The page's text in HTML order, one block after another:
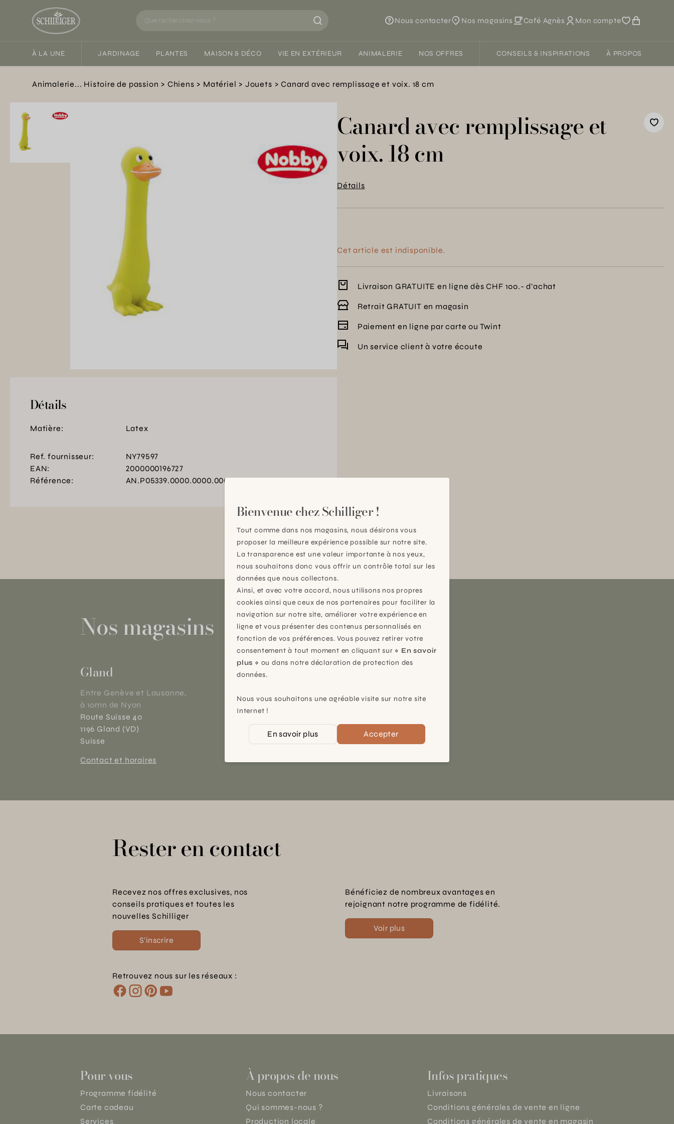
Nous contacter Nos magasins Café Agnès Mon compte
À LA UNE JARDINAGE PLANTES MAISON & DÉCO VIE EN EXTÉRIEUR ANIMALERIE NOS OFFRES CONSEILS & INSPIRATIONS À PROPOS
Animalerie... Histoire de passion Chiens Matériel Jouets Canard avec remplissage et voix. 18 cm
Détails
Matière: Latex
Ref. fournisseur:
NY79597
EAN:
2000000196727
Référence:
AN.P05339.0000.0000.0000
Canard avec remplissage et
voix. 18 cm
Détails
Cet article est indisponible.
Livraison GRATUITE en ligne dès CHF 100.- d’achat
Retrait GRATUIT en magasin
Paiement en ligne par carte ou Twint
Un service client à votre écoute
Nos magasins
Gland
Entre Genève et Lausanne,
à 10mn de Nyon
Route Suisse 40
1196 Gland (VD)
Suisse
Contact et horaires
Plan-les-Ouates
Chemin des Charrotons 25
Suisse
Rester en contact
Recevez nos offres exclusives, nos
conseils pratiques et toutes les
nouvelles Schilliger
S'inscrire
Bénéficiez de nombreux avantages en
rejoignant notre programme de fidélité.
Voir plus
Retrouvez nous sur les réseaux :
Pour vous
Programme fidélité
Carte cadeau
Services
À propos de nous
Nous contacter
Qui sommes-nous ?
Production locale
Infos pratiques
Livraisons
Conditions générales de vente en ligne
Conditions générales de vente en magasin
Bienvenue chez Schilliger !
Tout comme dans nos magasins, nous désirons vous
proposer la meilleure expérience possible sur notre site.
La transparence est une valeur importante à nos yeux,
nous souhaitons donc vous offrir un contrôle total sur les
données que nous collectons.
Ainsi, et avec votre accord, nous utilisons nos propres
cookies ainsi que ceux de nos partenaires pour faciliter la
navigation sur notre site, améliorer votre expérience en
ligne et vous présenter des contenus personnalisés en
fonction de vos préférences. Vous pouvez retirer votre
consentement à tout moment en cliquant sur « En savoir
plus » ou dans notre déclaration de protection des
données.
Nous vous souhaitons une agréable visite sur notre site
Internet !
En savoir plus Accepter